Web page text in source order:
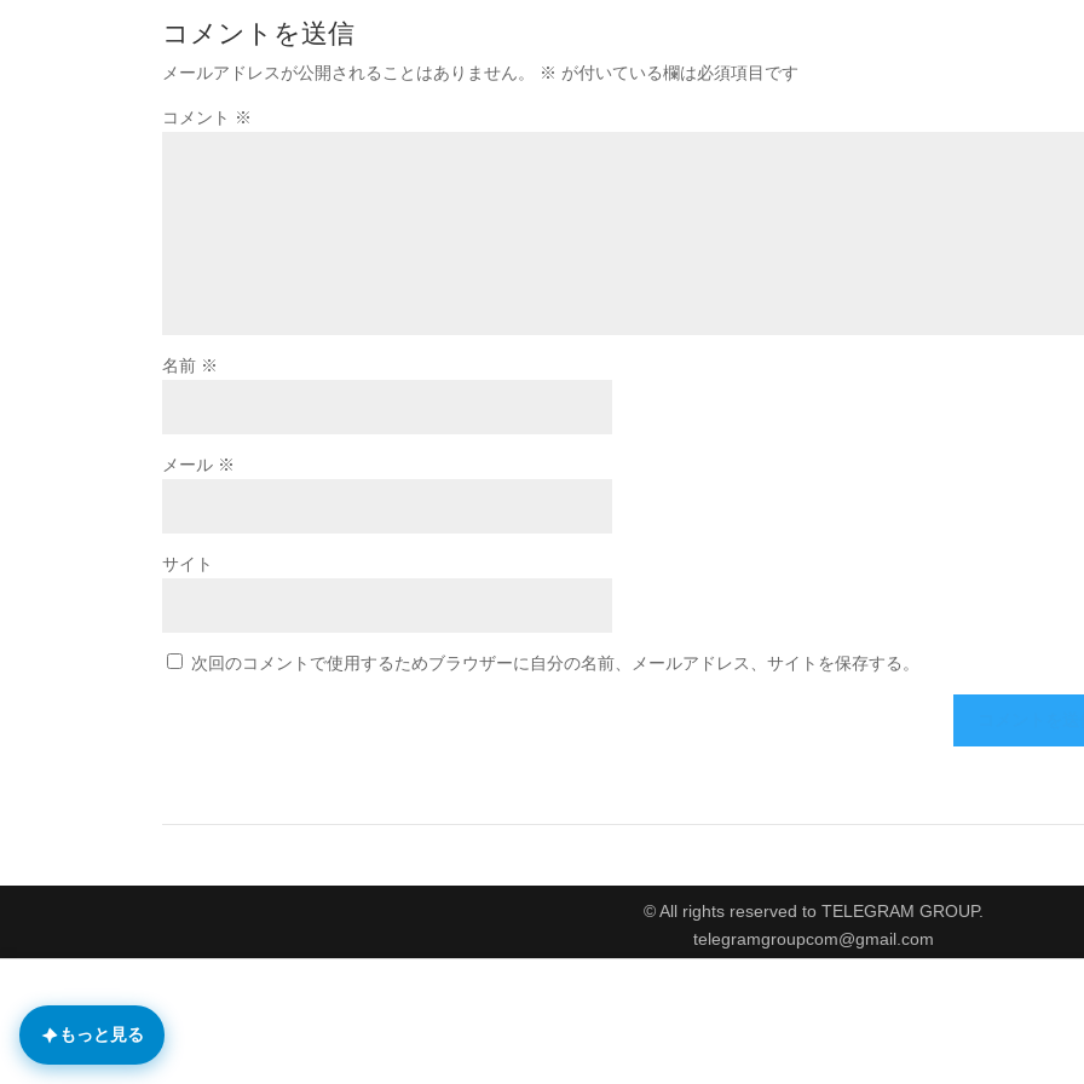
コメントを送信
メールアドレスが公開されることはありません。 ※ が付いている欄は必須項目です
コメント ※
名前 ※
メール ※
サイト
次回のコメントで使用するためブラウザーに自分の名前、メールアドレス、サイトを保存する。
© All rights reserved to TELEGRAM GROUP.
telegramgroupcom@gmail.com
もっと見る